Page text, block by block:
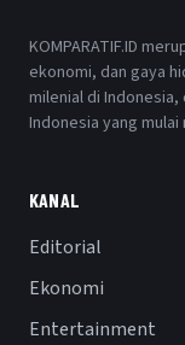
KOMPARATIF.ID
ekonomi, dan gaya
milenial di
Indonesia yang
KANAL
Editorial
Ekonomi
Entertainment